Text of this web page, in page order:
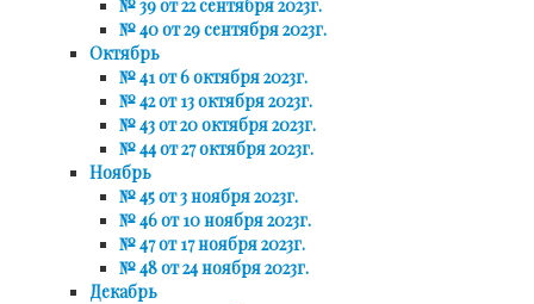
№ 39 от 22 сентября 2023г.
№ 40 от 29 сентября 2023г.
Октябрь
№ 41 от 6 октября 2023г.
№ 42 от 13 октября 2023г.
№ 43 от 20 октября 2023г.
№ 44 от 27 октября 2023г.
Ноябрь
№ 45 от 3 ноября 2023г.
№ 46 от 10 ноября 2023г.
№ 47 от 17 ноября 2023г.
№ 48 от 24 ноября 2023г.
Декабрь